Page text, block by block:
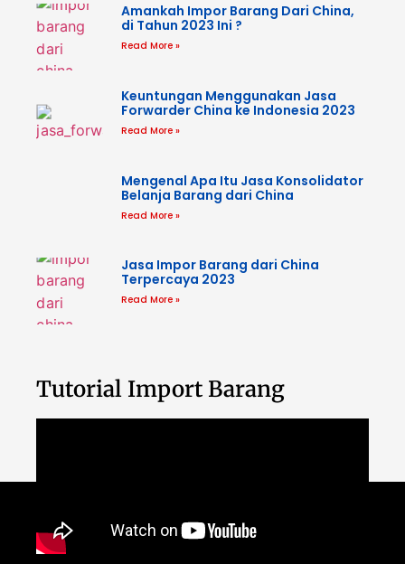
Amankah Impor Barang Dari China,
di Tahun 2023 Ini ?
Read More »
Keuntungan Menggunakan Jasa
Forwarder China ke Indonesia 2023
Read More »
Mengenal Apa Itu Jasa Konsolidator
Belanja Barang dari China
Read More »
Jasa Impor Barang dari China
Terpercaya 2023
Read More »
Tutorial Import Barang